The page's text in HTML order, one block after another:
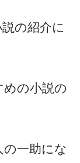
の紹介に
の小説の
一助にな